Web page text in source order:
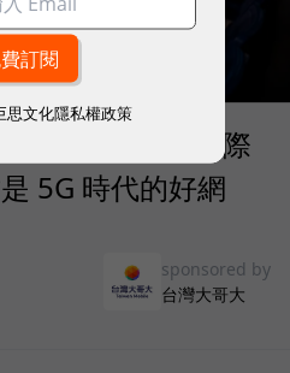
Opensignal 國際
5G 時代的好網
sponsored by
台灣大哥大
思文化隱私權政策